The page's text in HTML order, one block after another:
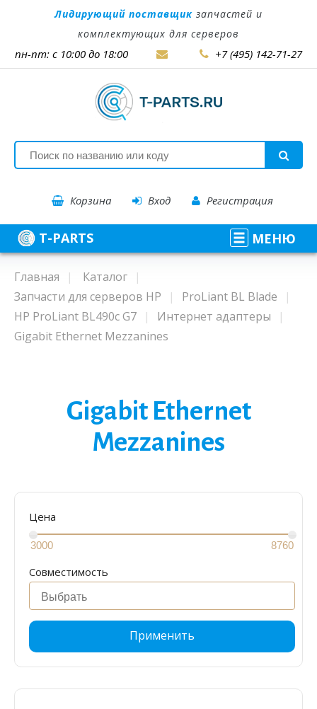
Лидирующий поставщик запчастей и
комплектующих для серверов
пн-пт: с 10:00 до 18:00 +7 (495) 142-71-27
Корзина Вход Регистрация
T-PARTS МЕНЮ
Главная
Каталог
Запчасти для серверов HP
ProLiant BL Blade
HP ProLiant BL490c G7
Интернет адаптеры
Gigabit Ethernet Mezzanines
Gigabit Ethernet
Mezzanines
Цена
Совместимость
Применить